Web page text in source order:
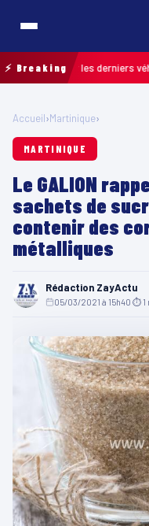
⚡ Breakingles derniers véhicules
Accueil›Martinique›
MARTINIQUE
Le GALION
sachets de
contenir des
métalliques
Rédaction ZayActu
05/03/2021 à 15h40 ⏱ 1